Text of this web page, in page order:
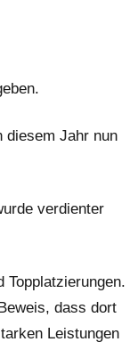
diesem Jahr nun
verdienter
Topplatzierungen.
dass dort
Leistungen